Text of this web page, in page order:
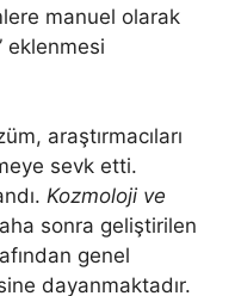
manuel olarak
eklenmesi
araştırmacıları
sevk etti.
Kozmoloji ve
sonra geliştirilen
genel
dayanmaktadır.